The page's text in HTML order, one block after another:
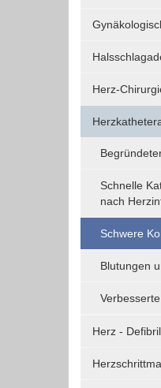
Herz-
Schnelle
nach
Schwere
Blutungen
Herz -
Funktionen und
cookie_consent
ausgewählten
Optionen des
EXTERNE
Um Inhalte von